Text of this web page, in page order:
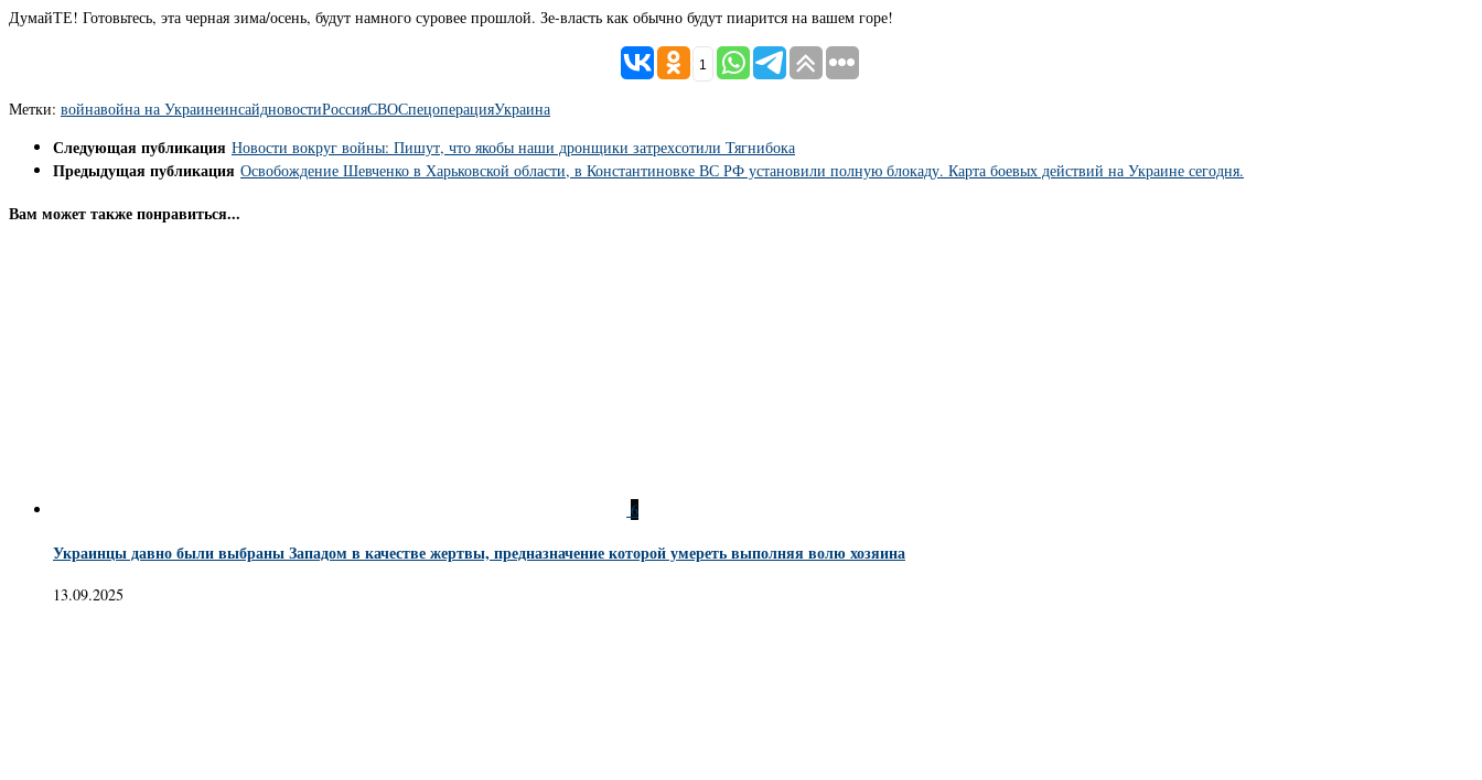
ДумайТЕ! Готовьтесь, эта черная зима/осень, будут намного суровее прошлой. Зе-власть как обычно будут пиарится на вашем горе!
1
Метки: войнавойна на УкраинеинсайдновостиРоссияСВОСпецоперацияУкраина
Следующая публикация Новости вокруг войны: Пишут, что якобы наши дронщики затрехсотили Тягнибока
Предыдущая публикация Освобождение Шевченко в Харьковской области, в Константиновке ВС РФ установили полную блокаду. Карта боевых действий на Украине сегодня.
Вам может также понравиться...
6
Украинцы давно были выбраны Западом в качестве жертвы, предназначение которой умереть выполняя волю хозяина
13.09.2025